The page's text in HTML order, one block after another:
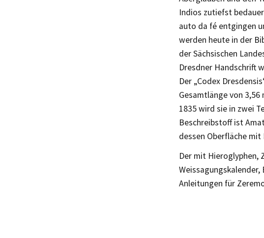
Indios zutiefst
auto da fé entgingen
werden heute in der
der Sächsischen
Dresdner Handschrift
Der „Codex
Gesamtlänge von
1835 wird sie in zwei
Beschreibstoff ist
dessen Oberfläche
Der mit Hieroglyphen,
Weissagungskalender,
Anleitungen für